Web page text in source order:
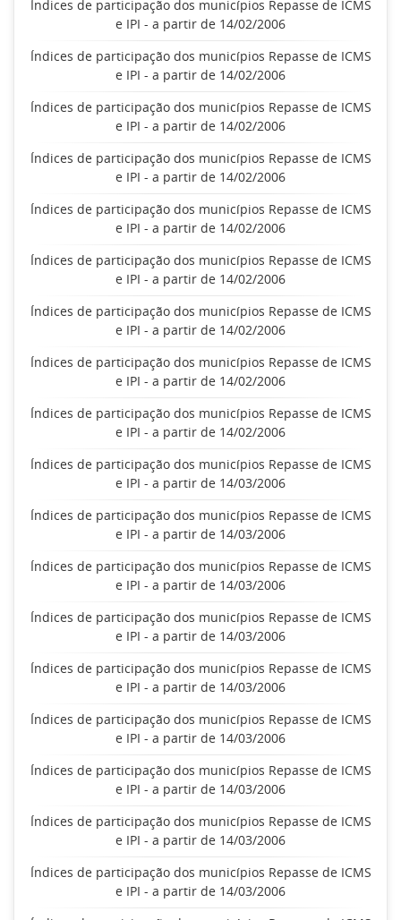
Índices de participação dos municípios Repasse de ICMS
e IPI - a partir de 14/02/2006
Índices de participação dos municípios Repasse de ICMS
e IPI - a partir de 14/02/2006
Índices de participação dos municípios Repasse de ICMS
e IPI - a partir de 14/02/2006
Índices de participação dos municípios Repasse de ICMS
e IPI - a partir de 14/02/2006
Índices de participação dos municípios Repasse de ICMS
e IPI - a partir de 14/02/2006
Índices de participação dos municípios Repasse de ICMS
e IPI - a partir de 14/02/2006
Índices de participação dos municípios Repasse de ICMS
e IPI - a partir de 14/02/2006
Índices de participação dos municípios Repasse de ICMS
e IPI - a partir de 14/02/2006
Índices de participação dos municípios Repasse de ICMS
e IPI - a partir de 14/02/2006
Índices de participação dos municípios Repasse de ICMS
e IPI - a partir de 14/03/2006
Índices de participação dos municípios Repasse de ICMS
e IPI - a partir de 14/03/2006
Índices de participação dos municípios Repasse de ICMS
e IPI - a partir de 14/03/2006
Índices de participação dos municípios Repasse de ICMS
e IPI - a partir de 14/03/2006
Índices de participação dos municípios Repasse de ICMS
e IPI - a partir de 14/03/2006
Índices de participação dos municípios Repasse de ICMS
e IPI - a partir de 14/03/2006
Índices de participação dos municípios Repasse de ICMS
e IPI - a partir de 14/03/2006
Índices de participação dos municípios Repasse de ICMS
e IPI - a partir de 14/03/2006
Índices de participação dos municípios Repasse de ICMS
e IPI - a partir de 14/03/2006